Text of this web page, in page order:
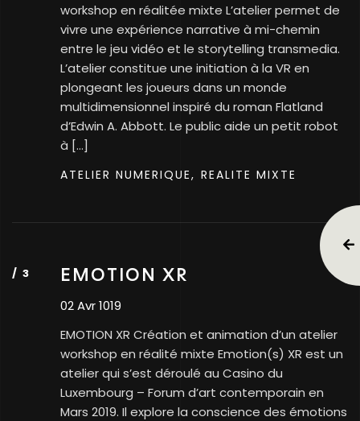
workshop en réalitée mixte L’atelier permet de
vivre une expérience narrative à mi-chemin
entre le jeu vidéo et le storytelling transmedia.
L’atelier constitue une initiation à la VR en
plongeant les joueurs dans un monde
multidimensionnel inspiré du roman Flatland
d’Edwin A. Abbott. Le public aide un petit robot
à […]
ATELIER NUMERIQUE, REALITE MIXTE
EMOTION XR
02 Avr 1019
EMOTION XR Création et animation d’un atelier
workshop en réalité mixte Emotion(s) XR est un
atelier qui s’est déroulé au Casino du
Luxembourg – Forum d’art contemporain en
Mars 2019. Il explore la conscience des émotions